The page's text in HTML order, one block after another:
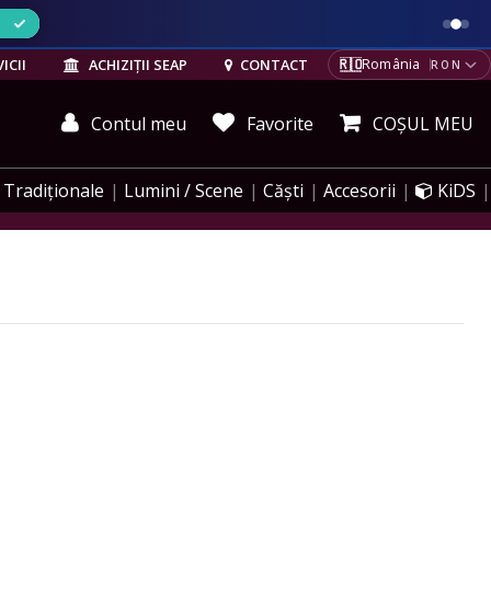
ACHIZIȚII SEAP CONTACT 🇷🇴România RON
Contul meu Favorite COȘUL MEU
Tradiționale Lumini / Scene Căști Accesorii KiDS